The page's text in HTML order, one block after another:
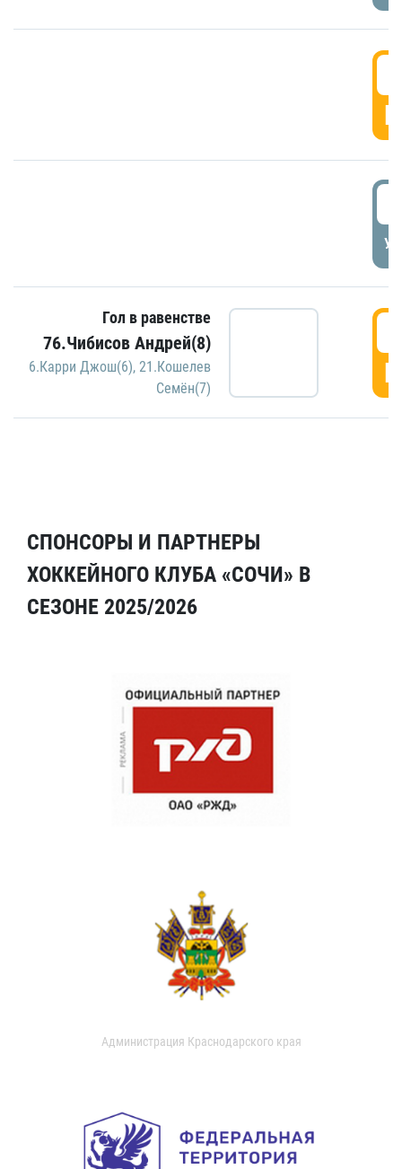
Гол в равенстве
76.Чибисов Андрей(8)
6.Карри Джош(6), 21.Кошелев
Семён(7)
СПОНСОРЫ И ПАРТНЕРЫ
ХОККЕЙНОГО КЛУБА «СОЧИ» В
СЕЗОНЕ 2025/2026
Администрация Краснодарского края